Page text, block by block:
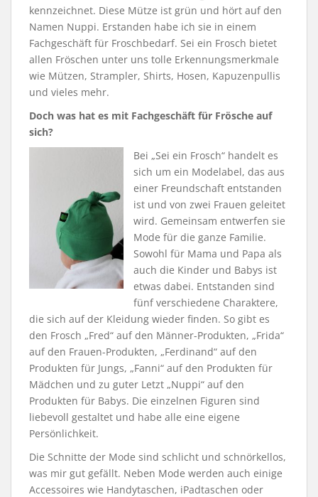
kennzeichnet. Diese Mütze ist grün und hört auf den
Namen Nuppi. Erstanden habe ich sie in einem
Fachgeschäft für Froschbedarf. Sei ein Frosch bietet
allen Fröschen unter uns tolle Erkennungsmerkmale
wie Mützen, Strampler, Shirts, Hosen, Kapuzenpullis
und vieles mehr.
Doch was hat es mit Fachgeschäft für Frösche auf
sich?
Bei „Sei ein Frosch“ handelt es
sich um ein Modelabel, das aus
einer Freundschaft entstanden
ist und von zwei Frauen geleitet
wird. Gemeinsam entwerfen sie
Mode für die ganze Familie.
Sowohl für Mama und Papa als
auch die Kinder und Babys ist
etwas dabei. Entstanden sind
fünf verschiedene Charaktere,
die sich auf der Kleidung wieder finden. So gibt es
den Frosch „Fred“ auf den Männer-Produkten, „Frida“
auf den Frauen-Produkten, „Ferdinand“ auf den
Produkten für Jungs, „Fanni“ auf den Produkten für
Mädchen und zu guter Letzt „Nuppi“ auf den
Produkten für Babys. Die einzelnen Figuren sind
liebevoll gestaltet und habe alle eine eigene
Persönlichkeit.
Die Schnitte der Mode sind schlicht und schnörkellos,
was mir gut gefällt. Neben Mode werden auch einige
Accessoires wie Handytaschen, iPadtaschen oder